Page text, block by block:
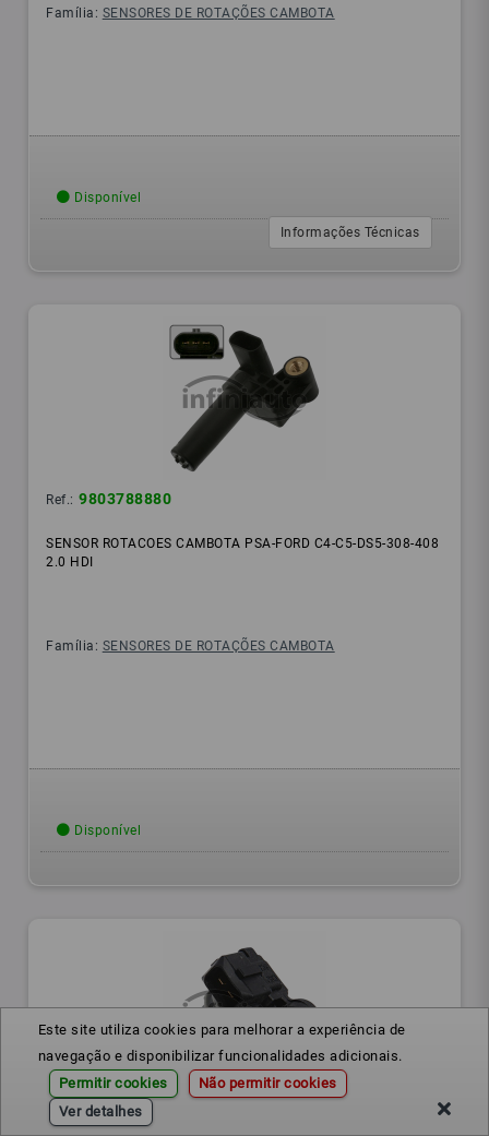
Este site utiliza cookies para melhorar a experiência de
navegação e disponibilizar funcionalidades adicionais.
Permitir cookies
Não permitir cookies
Ver detalhes
Família: SENSORES DE ROTAÇÕES CAMBOTA
Disponível
Informações Técnicas
Ref.: 9803788880
SENSOR ROTACOES CAMBOTA PSA-FORD C4-C5-DS5-308-408
2.0 HDI
Família: SENSORES DE ROTAÇÕES CAMBOTA
Disponível
Ref.: 1385381